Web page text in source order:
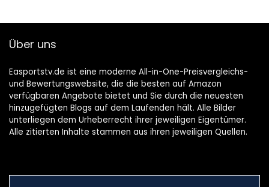
Über uns
Easportstv.de ist eine moderne All-in-One-Preisvergleichs-
und Bewertungswebsite, die die besten auf Amazon
verfügbaren Angebote bietet und Sie durch die neuesten
hinzugefügten Blogs auf dem Laufenden hält. Alle Bilder
unterliegen dem Urheberrecht ihrer jeweiligen Eigentümer.
Alle zitierten Inhalte stammen aus ihren jeweiligen Quellen.